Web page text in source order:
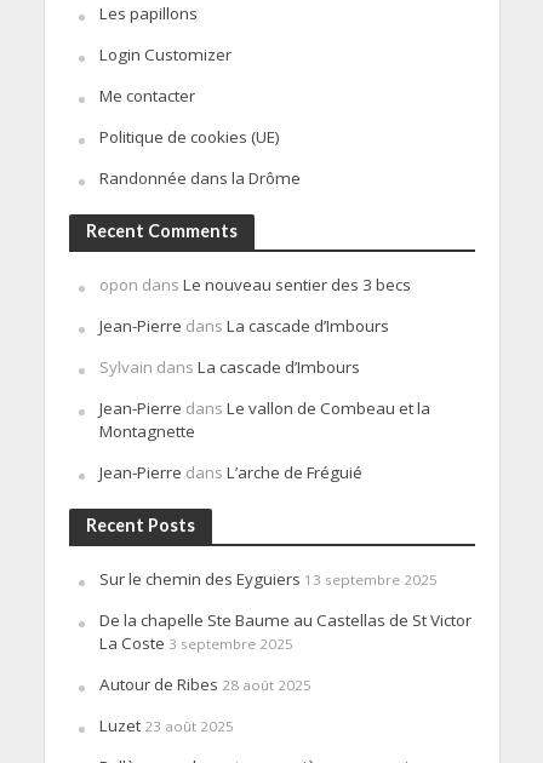
Les papillons
Login Customizer
Me contacter
Politique de cookies (UE)
Randonnée dans la Drôme
Recent Comments
opon dans Le nouveau sentier des 3 becs
Jean-Pierre dans La cascade d’Imbours
Sylvain dans La cascade d’Imbours
Jean-Pierre dans Le vallon de Combeau et la
Montagnette
Jean-Pierre dans L’arche de Fréguié
Recent Posts
Sur le chemin des Eyguiers 13 septembre 2025
De la chapelle Ste Baume au Castellas de St Victor
La Coste 3 septembre 2025
Autour de Ribes 28 août 2025
Luzet 23 août 2025